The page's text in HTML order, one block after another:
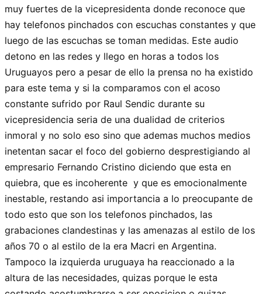
muy fuertes de la vicepresidenta donde reconoce que
hay telefonos pinchados con escuchas constantes y que
luego de las escuchas se toman medidas. Este audio
detono en las redes y llego en horas a todos los
Uruguayos pero a pesar de ello la prensa no ha existido
para este tema y si la comparamos con el acoso
constante sufrido por Raul Sendic durante su
vicepresidencia seria de una dualidad de criterios
inmoral y no solo eso sino que ademas muchos medios
inetentan sacar el foco del gobierno desprestigiando al
empresario Fernando Cristino diciendo que esta en
quiebra, que es incoherente y que es emocionalmente
inestable, restando asi importancia a lo preocupante de
todo esto que son los telefonos pinchados, las
grabaciones clandestinas y las amenazas al estilo de los
años 70 o al estilo de la era Macri en Argentina.
Tampoco la izquierda uruguaya ha reaccionado a la
altura de las necesidades, quizas porque le esta